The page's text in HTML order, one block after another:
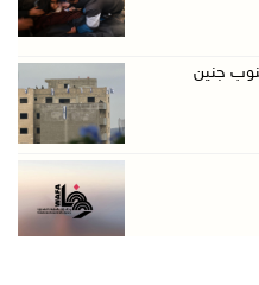
سير قرب ج ...
رام الله
جنين